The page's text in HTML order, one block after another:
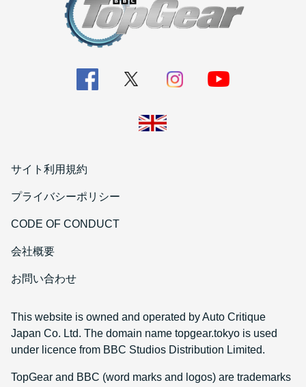
サイト利用規約
プライバシーポリシー
CODE OF CONDUCT
会社概要
お問い合わせ
This website is owned and operated by Auto Critique
Japan Co. Ltd. The domain name topgear.tokyo is used
under licence from BBC Studios Distribution Limited.
TopGear and BBC (word marks and logos) are trademarks